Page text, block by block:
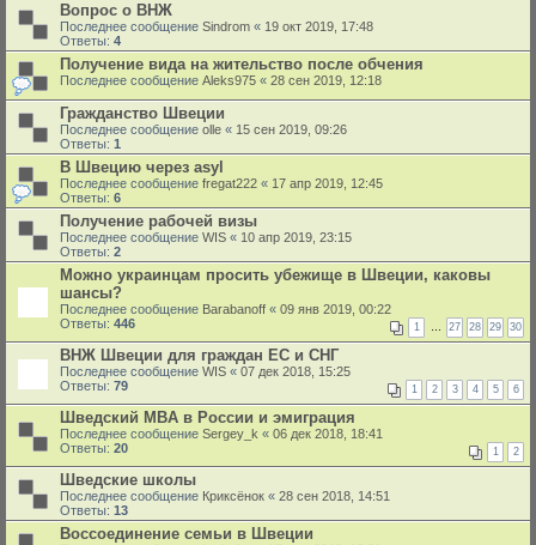
Вопрос о ВНЖ
Последнее сообщение Sindrom « 19 окт 2019, 17:48
Ответы: 4
Получение вида на жительство после обчения
Последнее сообщение Aleks975 « 28 сен 2019, 12:18
Гражданство Швеции
Последнее сообщение olle « 15 сен 2019, 09:26
Ответы: 1
В Швецию через asyl
Последнее сообщение fregat222 « 17 апр 2019, 12:45
Ответы: 6
Получение рабочей визы
Последнее сообщение WIS « 10 апр 2019, 23:15
Ответы: 2
Можно украинцам просить убежище в Швеции, каковы
шансы?
Последнее сообщение Barabanoff « 09 янв 2019, 00:22
Ответы: 446 1 … 27 28 29 30
ВНЖ Швеции для граждан ЕС и СНГ
Последнее сообщение WIS « 07 дек 2018, 15:25
Ответы: 79 1 2 3 4 5 6
Шведский МBA в России и эмиграция
Последнее сообщение Sergey_k « 06 дек 2018, 18:41
Ответы: 20 1 2
Шведские школы
Последнее сообщение Криксёнок « 28 сен 2018, 14:51
Ответы: 13
Воссоединение семьи в Швеции